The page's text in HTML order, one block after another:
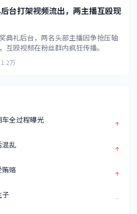
台打架视频流出，两主播互殴现
典礼后台，两名头部主播因争抢压轴
互殴视频在粉丝群内疯狂传播。
万
全过程曝光
混乱
贿赂
子